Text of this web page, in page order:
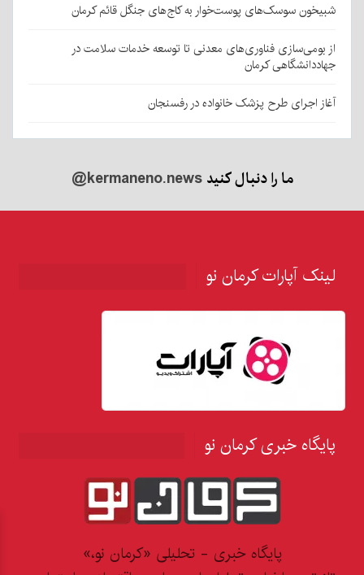
شبیخون سوسک‌های پوست‌خوار به کاج‌های جنگل قائم کرمان
از بومی‌سازی فناوری‌های معدنی تا توسعه خدمات سلامت در
جهاددانشگاهی کرمان
آغاز اجرای طرح پزشک خانواده در رفسنجان
ما را دنبال کنید@kermaneno.news
لینک آپارات کرمان نو
پایگاه خبری کرمان نو
پایگاه خبری - تحلیلی «کرمان نو،»